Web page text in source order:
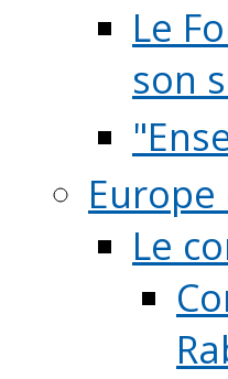
Le
son
Le